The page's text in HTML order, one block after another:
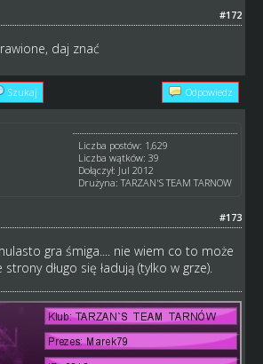
#172
daj znać
Szukaj Odpowiedz
Liczba postów: 1,629
Liczba wątków: 39
Dołączył: Jul 2012
Drużyna: TARZAN'S TEAM TARNOW
#173
gra śmiga.... nie wiem co to może
długo się ładują (tylko w grze).